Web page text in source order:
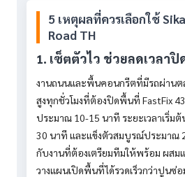
5 เหตุผลที่ควรเลือกใช้
Road TH
1. เซ็ตตัวไว ช่วยลดเวลาปิ
งานถนนและพื้นคอนกรีตที่มีรถผ่านตล
สูงทุกชั่วโมงที่ต้องปิดพื้นที่ FastFix
ประมาณ 10-15 นาที ระยะเวลาเริ่ม
30 นาที และแข็งตัวสมบูรณ์ประมาณ
กับงานที่ต้องเตรียมทีมให้พร้อม ผสม
วางแผนเปิดพื้นที่ได้รวดเร็วกว่าปูนซ่